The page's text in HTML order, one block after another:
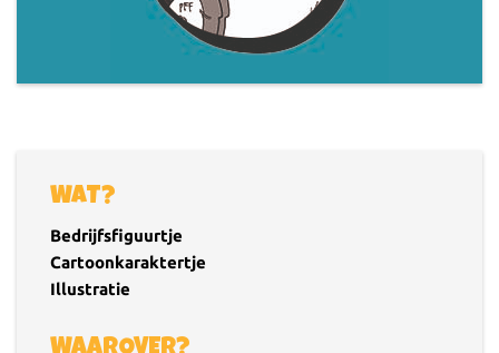
WAT?
Bedrijfsfiguurtje
Cartoonkaraktertje
Illustratie